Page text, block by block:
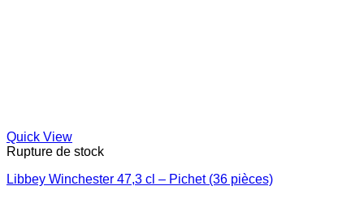
Quick View
Rupture de stock
Libbey Winchester 47,3 cl – Pichet (36 pièces)